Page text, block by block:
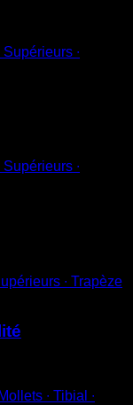
∙
∙
∙ Trapèze
∙ Tibial ∙